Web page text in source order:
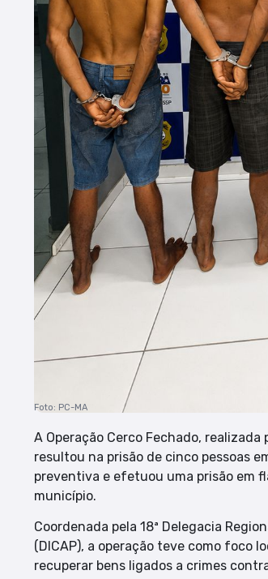
Foto: PC-MA
A Operação Cerco Fechado,
resultou na prisão de cinco pessoas
preventiva e efetuou uma prisão em
município.
Coordenada pela 18ª Delegacia
(DICAP), a operação teve como foco
recuperar bens ligados a crimes